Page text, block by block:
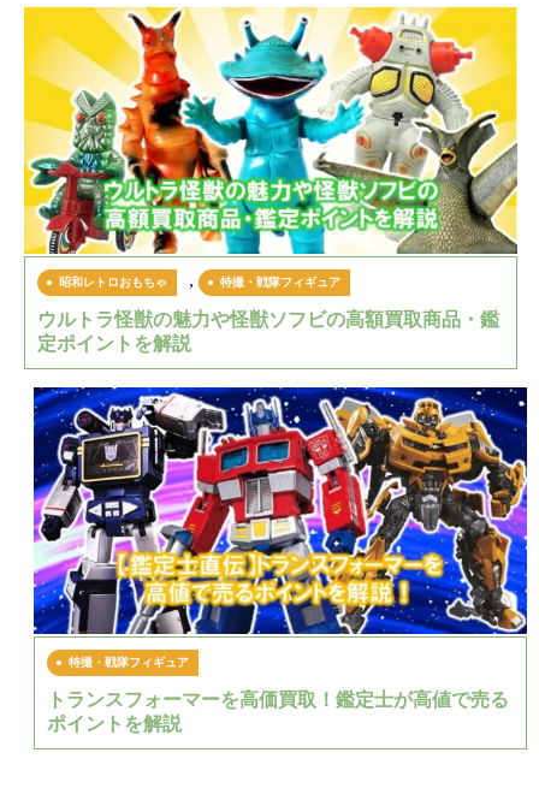
昭和レトロおもちゃ , 特撮・戦隊フィギュア
ウルトラ怪獣の魅力や怪獣ソフビの高額買取商品・鑑
定ポイントを解説
特撮・戦隊フィギュア
トランスフォーマーを高価買取！鑑定士が高値で売る
ポイントを解説